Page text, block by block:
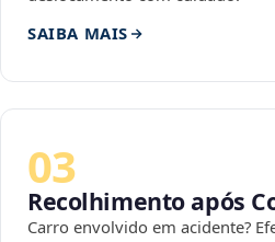
SAIBA MAIS
03
Recolhimento após
Carro envolvido em acidente?